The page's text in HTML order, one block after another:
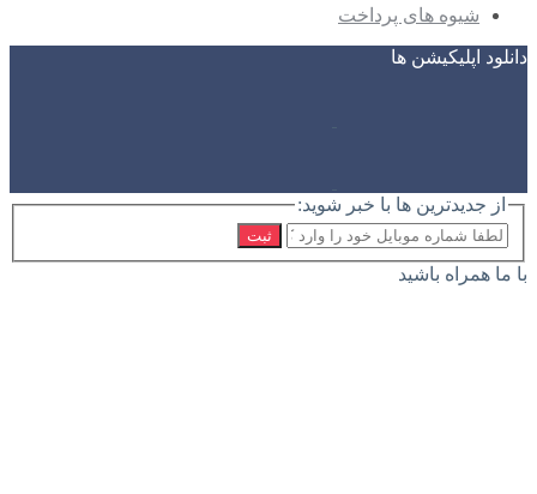
شیوه های پرداخت
دانلود اپلیکیشن ها
از جدیدترین ها با خبر شوید:
ثبت
با ما همراه باشید